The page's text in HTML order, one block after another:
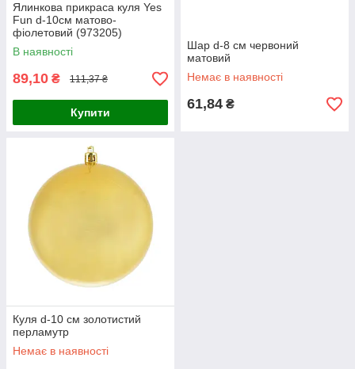
Ялинкова прикраса куля Yes
Fun d-10см матово-
фіолетовий (973205)
В наявності
89,10 ₴ 111,37 ₴
Купити
Шар d-8 см червоний
матовий
Немає в наявності
61,84 ₴
Куля d-10 см золотистий
перламутр
Немає в наявності